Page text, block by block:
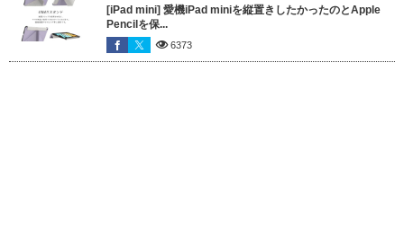
[iPad mini] 愛機iPad miniを縦置きしたかったのとApple
Pencilを保...
6373